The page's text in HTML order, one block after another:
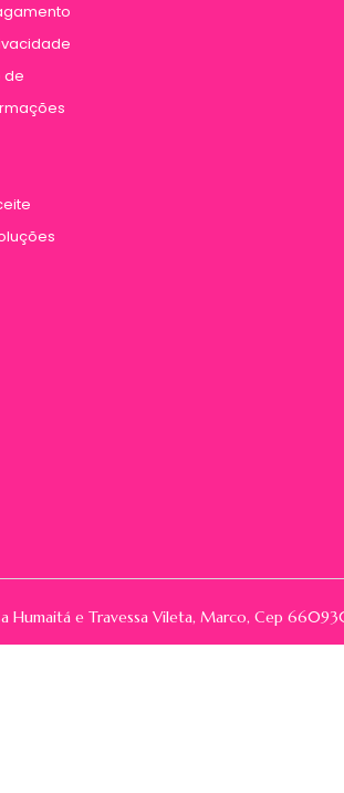
de
Humaitá e Travessa Vileta, Marco, Cep